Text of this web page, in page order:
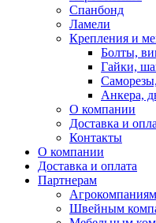
Спанбонд
Ламели
Крепления и
Болты,
Гайки,
Анкера,
О компании
Доставка и
Контакты
О компании
Доставка и оплата
Партнерам
Агрокомпаниям
Швейным